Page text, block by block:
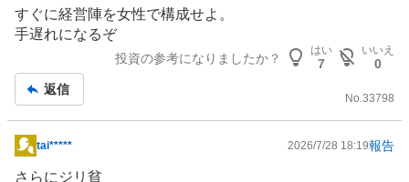
示
板
事
すぐに経営陣を女性で構成せよ。
手遅れになるぞ
投資の参考になりましたか？
はい
7
いいえ
0
返信
No.33798
掲
示
tai***** 2026/7/28 18:19報告
さらにジリ貧